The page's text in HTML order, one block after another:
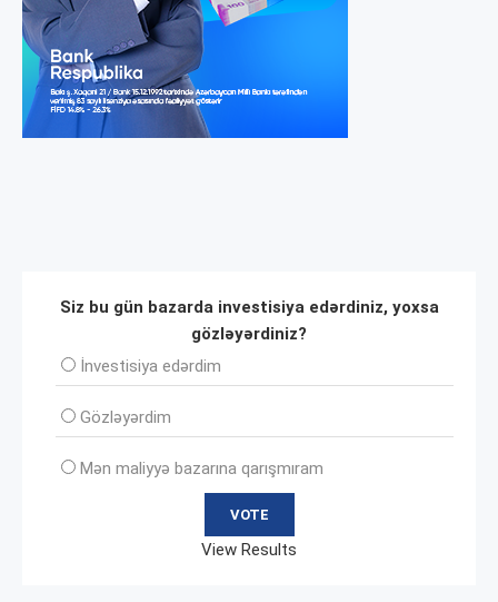
Siz bu gün bazarda investisiya edərdiniz, yoxsa
gözləyərdiniz?
İnvеstisiya edərdim
Gözləyərdim
Mən maliyyə bazarına qarışmıram
View Results